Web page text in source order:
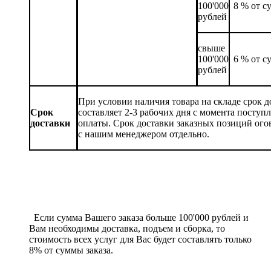
100'000
рублей
8 % от
свыше
100'000
рублей
6 % от
Срок
доставки
При условии наличия товара на складе срок
составляет 2-3 рабочих дня с момента
оплаты. Срок доставки заказных позиций
с нашим менеджером отдельно.
Если сумма Вашего заказа больше 100'000 рублей и
Вам необходимы доставка, подъем и сборка, то
стоимость всех услуг для Вас будет составлять только
8% от суммы заказа.